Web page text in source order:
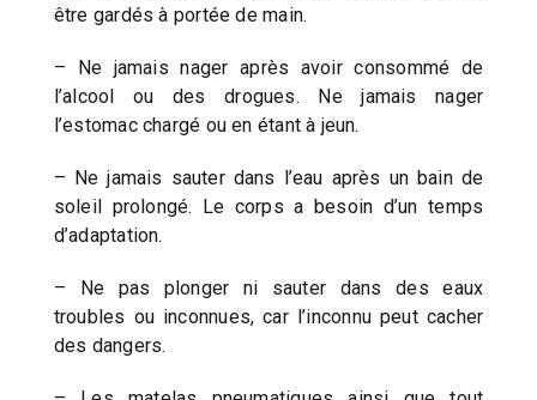
être gardés à portée de main.
– Ne jamais nager après avoir consommé de
l’alcool ou des drogues. Ne jamais nager
l’estomac chargé ou en étant à jeun.
– Ne jamais sauter dans l’eau après un bain de
soleil prolongé. Le corps a besoin d’un temps
d’adaptation.
– Ne pas plonger ni sauter dans des eaux
troubles ou inconnues, car l’inconnu peut cacher
des dangers.